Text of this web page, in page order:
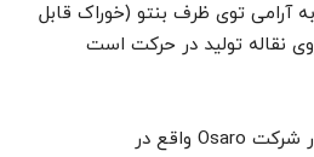
آرامی توی ظرف بنتو (خوراک قابل
نقاله تولید در حرکت است
این ربات‌‌‌‌‌‌‌‌‌‌‌‌‌‌‌‌‌‌‌‌‌‌‌‌‌‌‌‌‌‌‌‌‌‌‌‌‌‌‌‌‌‌‌‌‌‌‌، که توسط نرم‌افزار شرکت Osaro واقع‌ در